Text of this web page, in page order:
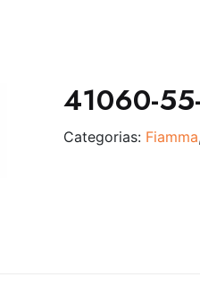
41060-
Categorias: Fiamma,